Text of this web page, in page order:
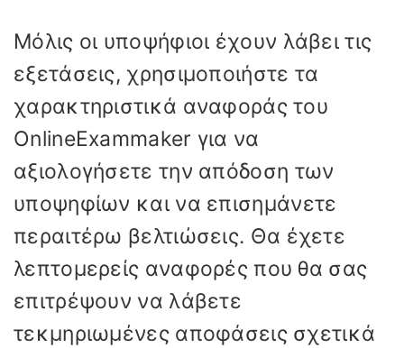
Μόλις οι υποψήφιοι έχουν λάβει τις
εξετάσεις, χρησιμοποιήστε τα
χαρακτηριστικά αναφοράς του
OnlineExammaker για να
αξιολογήσετε την απόδοση των
υποψηφίων και να επισημάνετε
περαιτέρω βελτιώσεις. Θα έχετε
λεπτομερείς αναφορές που θα σας
επιτρέψουν να λάβετε
τεκμηριωμένες αποφάσεις σχετικά